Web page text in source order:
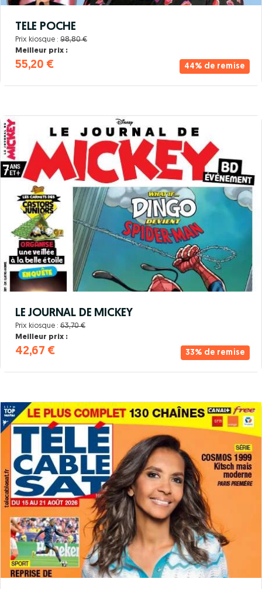
44% de remise
TELE POCHE
Prix kiosque : 98,80 €
Meilleur prix :
55,20 €
33% de remise
LE JOURNAL DE MICKEY
Prix kiosque : 63,70 €
Meilleur prix :
42,67 €